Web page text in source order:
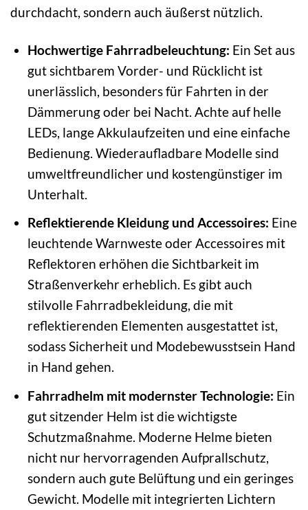
durchdacht, sondern auch äußerst nützlich.
Hochwertige Fahrradbeleuchtung: Ein Set aus
gut sichtbarem Vorder- und Rücklicht ist
unerlässlich, besonders für Fahrten in der
Dämmerung oder bei Nacht. Achte auf helle
LEDs, lange Akkulaufzeiten und eine einfache
Bedienung. Wiederaufladbare Modelle sind
umweltfreundlicher und kostengünstiger im
Unterhalt.
Reflektierende Kleidung und Accessoires: Eine
leuchtende Warnweste oder Accessoires mit
Reflektoren erhöhen die Sichtbarkeit im
Straßenverkehr erheblich. Es gibt auch
stilvolle Fahrradbekleidung, die mit
reflektierenden Elementen ausgestattet ist,
sodass Sicherheit und Modebewusstsein Hand
in Hand gehen.
Fahrradhelm mit modernster Technologie: Ein
gut sitzender Helm ist die wichtigste
Schutzmaßnahme. Moderne Helme bieten
nicht nur hervorragenden Aufprallschutz,
sondern auch gute Belüftung und ein geringes
Gewicht. Modelle mit integrierten Lichtern